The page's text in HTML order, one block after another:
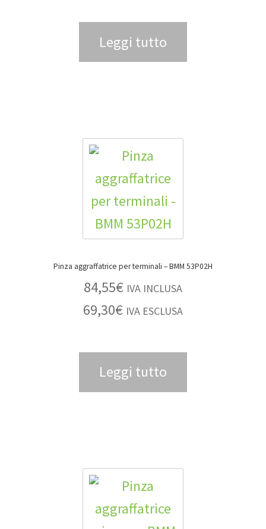
Leggi tutto
Pinza aggraffatrice per terminali – BMM 53P02H
84,55€ IVA INCLUSA
69,30€ IVA ESCLUSA
Leggi tutto